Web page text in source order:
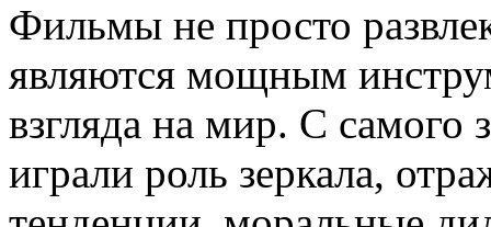
Фильмы не просто
являются мощным
взгляда на мир. С самого
играли роль зеркала,